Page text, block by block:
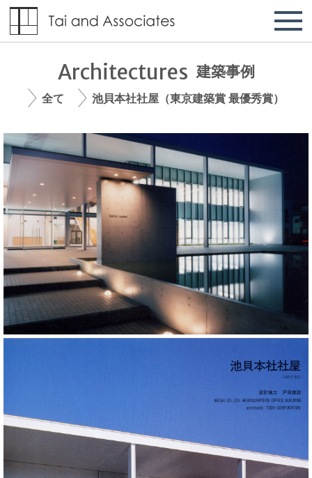
Architectures 建築事例
全て 池貝本社社屋（東京建築賞 最優秀賞）